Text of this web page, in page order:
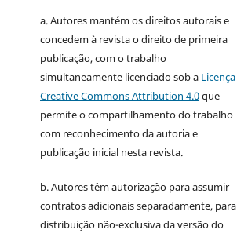
a. Autores mantém os direitos autorais e
concedem à revista o direito de primeira
publicação, com o trabalho
simultaneamente licenciado sob a Licença
Creative Commons Attribution 4.0que
permite o compartilhamento do trabalho
com reconhecimento da autoria e
publicação inicial nesta revista.
b. Autores têm autorização para assumir
contratos adicionais separadamente, para
distribuição não-exclusiva da versão do